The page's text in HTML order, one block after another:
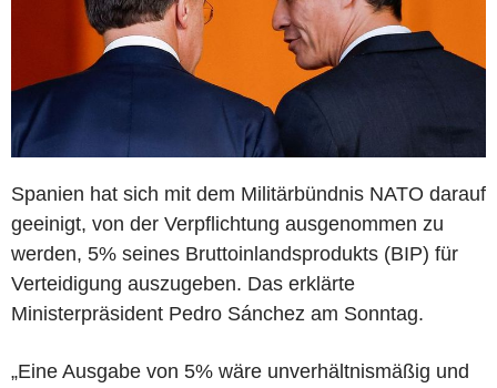
Spanien hat sich mit dem Militärbündnis NATO darauf
geeinigt, von der Verpflichtung ausgenommen zu
werden, 5% seines Bruttoinlandsprodukts (BIP) für
Verteidigung auszugeben. Das erklärte
Ministerpräsident Pedro Sánchez am Sonntag.
„Eine Ausgabe von 5% wäre unverhältnismäßig und